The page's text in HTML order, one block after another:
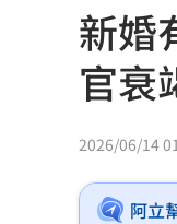
俄
費
米
美
新婚
官衰
2026/06/14
阿立